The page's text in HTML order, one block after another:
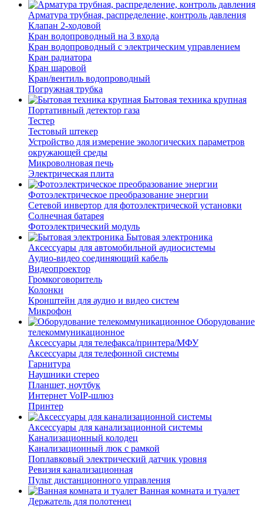
Арматура трубная, распределение, контроль давления
Клапан 2-ходовой
Кран водопроводный на 3 входа
Кран водопроводный с электрическим управлением
Кран радиатора
Кран шаровой
Кран/вентиль водопроводный
Погружная трубка
Бытовая техника крупная
Портативный детектор газа
Тестер
Тестовый штекер
Устройство для измерение экологических параметров
окружающей среды
Микроволновая печь
Электрическая плита
Фотоэлектрическое преобразование энергии
Сетевой инвертор для фотоэлектрической установки
Солнечная батарея
Фотоэлектрический модуль
Бытовая электроника
Аксессуары для автомобильной аудиосистемы
Аудио-видео соединяющий кабель
Видеопроектор
Громкоговоритель
Колонки
Кронштейн для аудио и видео систем
Микрофон
Оборудование
телекоммуникационное
Аксессуары для телефакса/принтера/МФУ
Аксессуары для телефонной системы
Гарнитура
Наушники стерео
Планшет, ноутбук
Интернет VoIP-шлюз
Принтер
Аксессуары для канализационной системы
Канализационный колодец
Канализационный люк с рамкой
Поплавковый электрический датчик уровня
Ревизия канализационная
Пульт дистанционного управления
Ванная комната и туалет
Держатель для полотенец